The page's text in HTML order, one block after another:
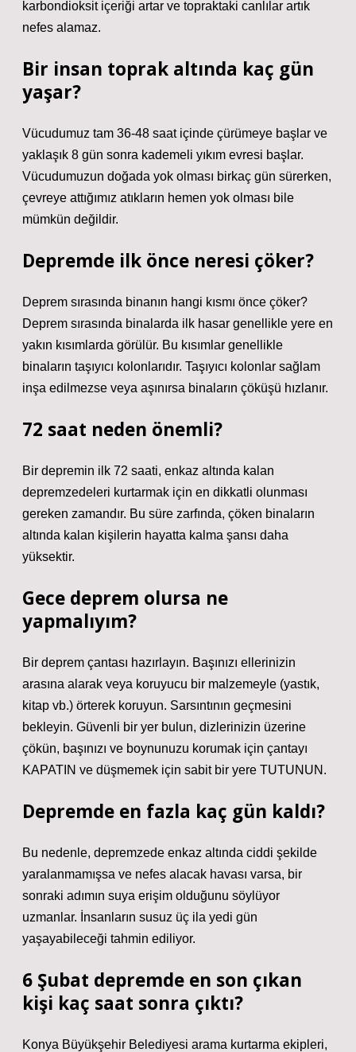
karbondioksit içeriği artar ve topraktaki canlılar artık
nefes alamaz.
Bir insan toprak altında kaç gün
yaşar?
Vücudumuz tam 36-48 saat içinde çürümeye başlar ve
yaklaşık 8 gün sonra kademeli yıkım evresi başlar.
Vücudumuzun doğada yok olması birkaç gün sürerken,
çevreye attığımız atıkların hemen yok olması bile
mümkün değildir.
Depremde ilk önce neresi çöker?
Deprem sırasında binanın hangi kısmı önce çöker?
Deprem sırasında binalarda ilk hasar genellikle yere en
yakın kısımlarda görülür. Bu kısımlar genellikle
binaların taşıyıcı kolonlarıdır. Taşıyıcı kolonlar sağlam
inşa edilmezse veya aşınırsa binaların çöküşü hızlanır.
72 saat neden önemli?
Bir depremin ilk 72 saati, enkaz altında kalan
depremzedeleri kurtarmak için en dikkatli olunması
gereken zamandır. Bu süre zarfında, çöken binaların
altında kalan kişilerin hayatta kalma şansı daha
yüksektir.
Gece deprem olursa ne
yapmalıyım?
Bir deprem çantası hazırlayın. Başınızı ellerinizin
arasına alarak veya koruyucu bir malzemeyle (yastık,
kitap vb.) örterek koruyun. Sarsıntının geçmesini
bekleyin. Güvenli bir yer bulun, dizlerinizin üzerine
çökün, başınızı ve boynunuzu korumak için çantayı
KAPATIN ve düşmemek için sabit bir yere TUTUNUN.
Depremde en fazla kaç gün kaldı?
Bu nedenle, depremzede enkaz altında ciddi şekilde
yaralanmamışsa ve nefes alacak havası varsa, bir
sonraki adımın suya erişim olduğunu söylüyor
uzmanlar. İnsanların susuz üç ila yedi gün
yaşayabileceği tahmin ediliyor.
6 Şubat depremde en son çıkan
kişi kaç saat sonra çıktı?
Konya Büyükşehir Belediyesi arama kurtarma ekipleri,